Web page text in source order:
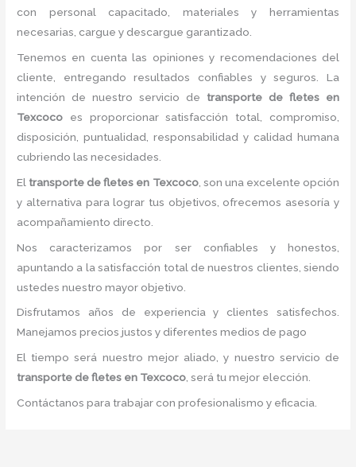
con personal capacitado, materiales y herramientas
necesarias, cargue y descargue garantizado.
Tenemos en cuenta las opiniones y recomendaciones del
cliente, entregando resultados confiables y seguros. La
intención de nuestro servicio de transporte de fletes en
Texcoco es proporcionar satisfacción total, compromiso,
disposición, puntualidad, responsabilidad y calidad humana
cubriendo las necesidades.
El transporte de fletes en Texcoco, son una excelente opción
y alternativa para lograr tus objetivos, ofrecemos asesoría y
acompañamiento directo.
Nos caracterizamos por ser confiables y honestos,
apuntando a la satisfacción total de nuestros clientes, siendo
ustedes nuestro mayor objetivo.
Disfrutamos años de experiencia y clientes satisfechos.
Manejamos precios justos y diferentes medios de pago
El tiempo será nuestro mejor aliado, y nuestro servicio de
transporte de fletes en Texcoco, será tu mejor elección.
Contáctanos para trabajar con profesionalismo y eficacia.